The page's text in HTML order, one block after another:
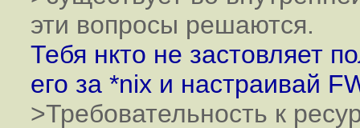
эти вопросы решаются.
Тебя нкто не застовляет
его за *nix и настраивай
>Требовательность к